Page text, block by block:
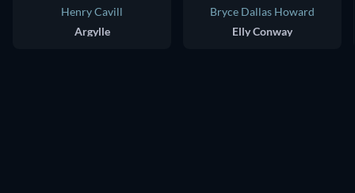
Henry Cavill
Argylle
Bryce Dallas Howard
Elly Conway